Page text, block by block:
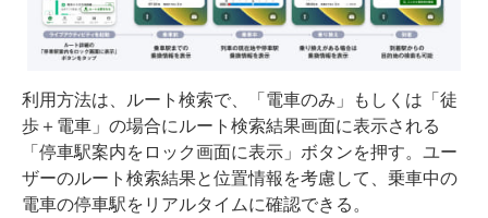
利用方法は、ルート検索で、「電車のみ」もしくは「徒
歩＋電車」の場合にルート検索結果画面に表示される
「停車駅案内をロック画面に表示」ボタンを押す。ユー
ザーのルート検索結果と位置情報を考慮して、乗車中の
電車の停車駅をリアルタイムに確認できる。